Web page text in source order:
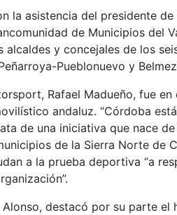
asistencia del presidente
de Municipios del
y concejales de los
Pueblonuevo y
Rafael Madueño, fue
andaluz. “Córdoba
de una iniciativa que nace
de la Sierra Norte de
a la prueba deportiva “a
destacó por su parte